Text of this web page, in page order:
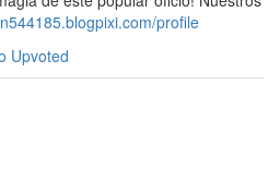
profile
Upvoted